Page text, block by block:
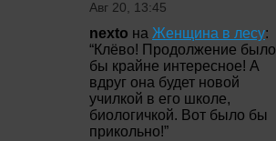
Авг 20, 13:45
nexto на Женщина в лесу:
“Клёво! Продолжение было
бы крайне интересное! А
вдруг она будет новой
училкой в его школе,
биологичкой. Вот было бы
прикольно!”